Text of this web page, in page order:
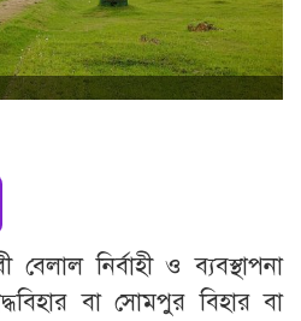
নির্বাহী ও ব্যবস্থাপনা
বা সোমপুর বিহার বা